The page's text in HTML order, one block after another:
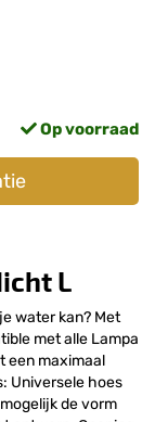
Op voorraad
L
water kan? Met
met alle Lampa
een maximaal
Universele hoes
de vorm